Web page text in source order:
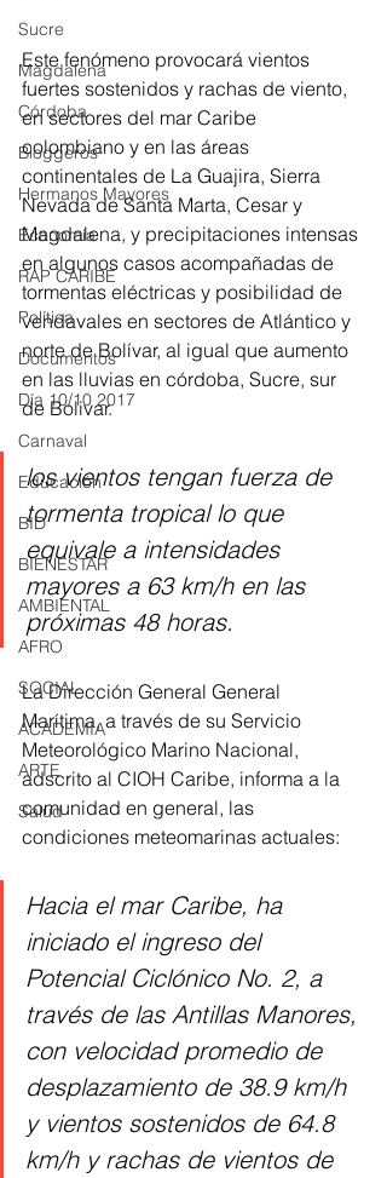
Sucre
Magdalena
Córdoba
Bloggeros
Hermanos Mayores
Economía
RAP CARIBE
Política
Documentos
Día 10/10 2017
Carnaval
Educación
BID
BIENESTAR
AMBIENTAL
AFRO
SOCIAL
ACADEMIA
ARTE
Salud
Este fenómeno provocará vientos
fuertes sostenidos y rachas de viento,
en sectores del mar Caribe
colombiano y en las áreas
continentales de La Guajira, Sierra
Nevada de Santa Marta, Cesar y
Magdalena, y precipitaciones intensas
en algunos casos acompañadas de
tormentas eléctricas y posibilidad de
vendavales en sectores de Atlántico y
norte de Bolívar, al igual que aumento
en las lluvias en córdoba, Sucre, sur
de Bolivar.
los vientos tengan fuerza de
tormenta tropical lo que
equivale a intensidades
mayores a 63 km/h en las
próximas 48 horas.
La Dirección General General
Marítima, a través de su Servicio
Meteorológico Marino Nacional,
adscrito al CIOH Caribe, informa a la
comunidad en general, las
condiciones meteomarinas actuales:
Hacia el mar Caribe, ha
iniciado el ingreso del
Potencial Ciclónico No. 2, a
través de las Antillas Manores,
con velocidad promedio de
desplazamiento de 38.9 km/h
y vientos sostenidos de 64.8
km/h y rachas de vientos de